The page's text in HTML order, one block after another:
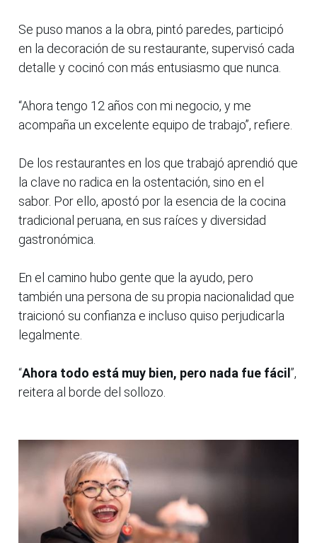
Se puso manos a la obra, pintó paredes, participó
en la decoración de su restaurante, supervisó cada
detalle y cocinó con más entusiasmo que nunca.
“Ahora tengo 12 años con mi negocio, y me
acompaña un excelente equipo de trabajo”, refiere.
De los restaurantes en los que trabajó aprendió que
la clave no radica en la ostentación, sino en el
sabor. Por ello, apostó por la esencia de la cocina
tradicional peruana, en sus raíces y diversidad
gastronómica.
En el camino hubo gente que la ayudo, pero
también una persona de su propia nacionalidad que
traicionó su confianza e incluso quiso perjudicarla
legalmente.
“Ahora todo está muy bien, pero nada fue fácil ”,
reitera al borde del sollozo.